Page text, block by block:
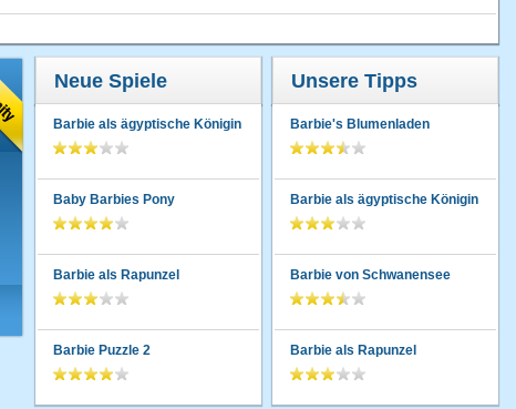
Neue Spiele
Barbie als ägyptische Königin
Baby Barbies Pony
Barbie als Rapunzel
Barbie Puzzle 2
Unsere Tipps
Barbie's Blumenladen
Barbie als ägyptische Königin
Barbie von Schwanensee
Barbie als Rapunzel